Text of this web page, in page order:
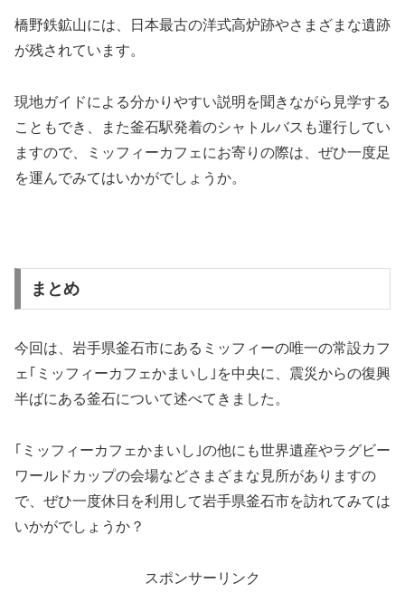
橋野鉄鉱山には、日本最古の洋式高炉跡やさまざまな遺跡
が残されています。
現地ガイドによる分かりやすい説明を聞きながら見学する
こともでき、また釜石駅発着のシャトルバスも運行してい
ますので、ミッフィーカフェにお寄りの際は、ぜひ一度足
を運んでみてはいかがでしょうか。
まとめ
今回は、岩手県釜石市にあるミッフィーの唯一の常設カフ
ェ｢ミッフィーカフェかまいし｣を中央に、震災からの復興
半ばにある釜石について述べてきました。
｢ミッフィーカフェかまいし｣の他にも世界遺産やラグビー
ワールドカップの会場などさまざまな見所がありますの
で、ぜひ一度休日を利用して岩手県釜石市を訪れてみては
いかがでしょうか？
スポンサーリンク